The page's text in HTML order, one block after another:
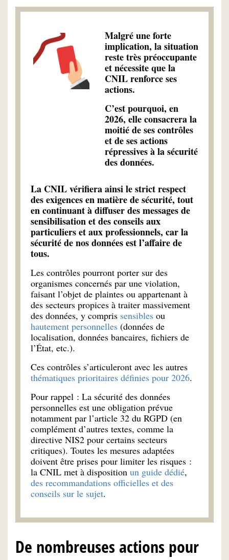
Malgré une forte
implication, la situation
reste très préoccupante
et nécessite que la
CNIL renforce ses
actions.
C’est pourquoi, en
2026, elle consacrera la
moitié de ses contrôles
et de ses actions
répressives à la sécurité
des données.
La CNIL vérifiera ainsi le strict respect
des exigences en matière de sécurité, tout
en continuant à diffuser des messages de
sensibilisation et des conseils aux
particuliers et aux professionnels, car la
sécurité de nos données est l’affaire de
tous.
Les contrôles pourront porter sur des
organismes concernés par une violation,
faisant l’objet de plaintes ou appartenant à
des secteurs propices à traiter massivement
des données, y compris sensibles ou
hautement personnelles (données de
localisation, données bancaires, fichiers de
l’État, etc.).
Ces contrôles s’articuleront avec les autres
thématiques prioritaires définies pour 2026.
Pour rappel : La sécurité des données
personnelles est une obligation prévue
notamment par l’article 32 du RGPD (en
complément d’autres textes, comme la
directive NIS2 pour certains secteurs
critiques). Toutes les mesures adaptées
doivent être prises pour limiter les risques :
la CNIL met à disposition un guide dédié,
des recommandations officielles et des
conseils sur le sujet.
De nombreuses actions pour